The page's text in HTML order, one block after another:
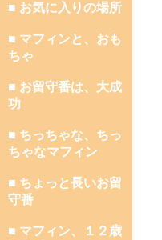
■ お気に入りの場所
■ マフィンと、おも
ちゃ
■ お留守番は、大成
功
■ ちっちゃな、ちっ
ちゃなマフィン
■ ちょっと長いお留
守番
■ マフィン、１２歳